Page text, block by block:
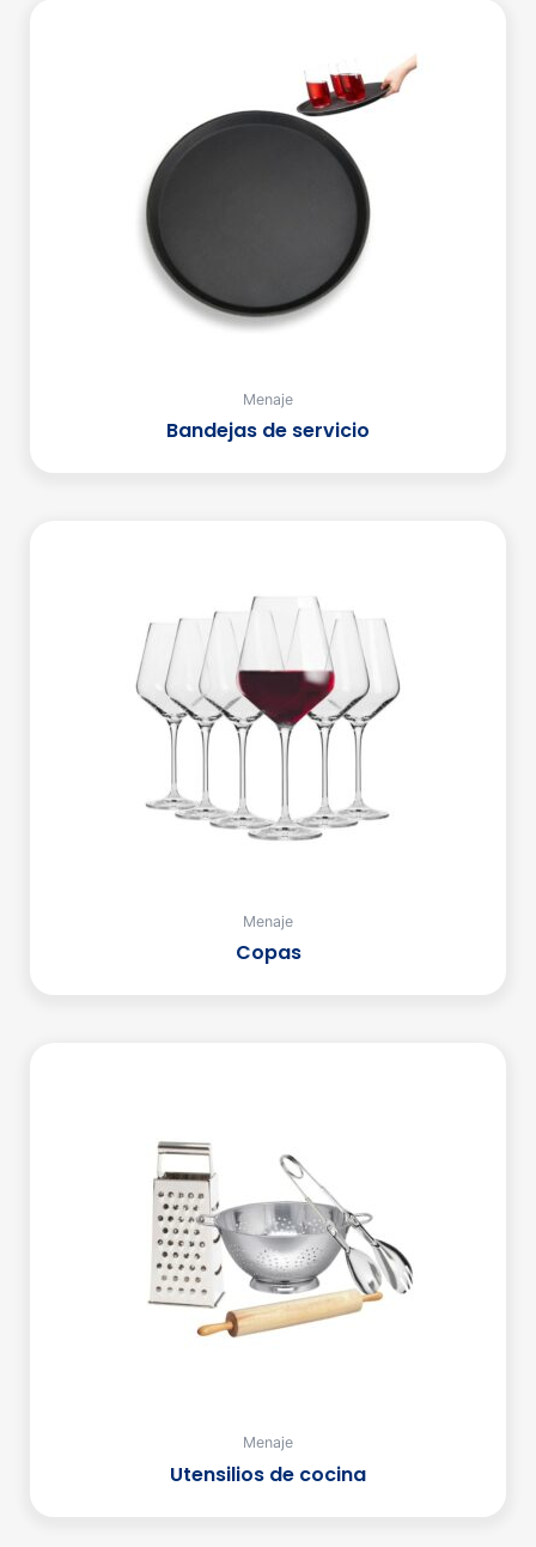
Menaje
Bandejas de servicio
Menaje
Copas
Menaje
Utensilios de cocina